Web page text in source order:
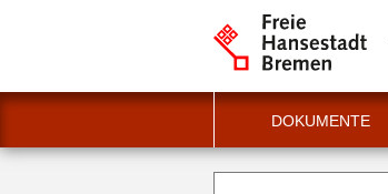
DOKUMENTE